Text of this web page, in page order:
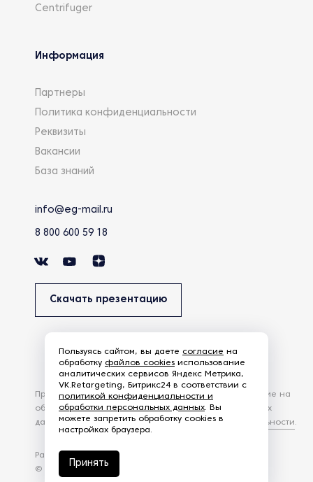
Centrifuger
Информация
Партнеры
Политика конфиденциальности
Реквизиты
Вакансии
База знаний
info@eg-mail.ru
8 800 600 59 18
Скачать презентацию
Разработка сайта —
© 2026 – Eurasia Group. Все права защищены
Продолжая использовать наш сайт, вы даете согласие на
обработку файлов Cookies и других пользовательских
данных, в соответствии сПолитикой конфиденциальности.
Пользуясь сайтом, вы даете согласие на
обработку файлов cookies использование
аналитических сервисов Яндекс Метрика,
VK.Retargeting, Битрикс24 в соответствии с
политикой конфиденциальности и
обработки персональных данных. Вы
можете запретить обработку cookies в
настройках браузера.
Принять